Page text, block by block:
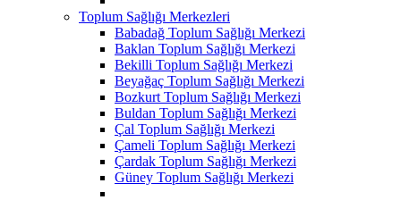
Toplum Sağlığı Merkezleri
Babadağ Toplum Sağlığı Merkezi
Baklan Toplum Sağlığı Merkezi
Bekilli Toplum Sağlığı Merkezi
Beyağaç Toplum Sağlığı Merkezi
Bozkurt Toplum Sağlığı Merkezi
Buldan Toplum Sağlığı Merkezi
Çal Toplum Sağlığı Merkezi
Çameli Toplum Sağlığı Merkezi
Çardak Toplum Sağlığı Merkezi
Güney Toplum Sağlığı Merkezi